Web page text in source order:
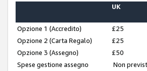
UK
Opzione 1 (Accredito) £25
Opzione 2 (Carta Regalo)
£25
Opzione 3 (Assegno)
£50
Spese gestione assegno
Non